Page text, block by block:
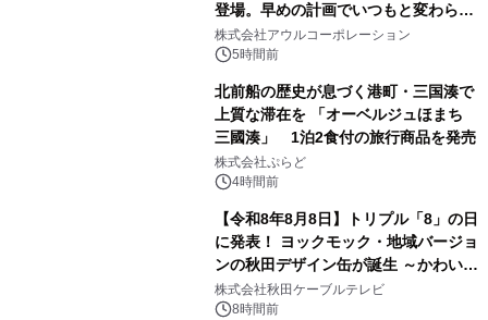
登場。早めの計画でいつもと変わらぬ
大人の冬旅を。ー夕日ヶ浦温泉「佳松
苑 別邸ふうか」ー
株式会社アウルコーポレーション
5時間前
北前船の歴史が息づく港町・三国湊で
上質な滞在を 「オーベルジュほまち
三國湊」 1泊2食付の旅行商品を発売
株式会社ぷらど
4時間前
【令和8年8月8日】トリプル「8」の日
に発表！ ヨックモック・地域バージョ
ンの秋田デザイン缶が誕生 ～かわいい
秋田犬の子犬と秋田の四季と名所を巡
るパッケージ～ 9月1日(火)秋田県内で
株式会社秋田ケーブルテレビ
8時間前